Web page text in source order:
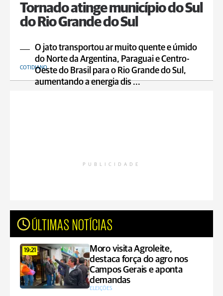
Tornado atinge município do Sul
do Rio Grande do Sul
O jato transportou ar muito quente e úmido
do Norte da Argentina, Paraguai e Centro-
Oeste do Brasil para o Rio Grande do Sul,
aumentando a energia dis ...
COTIDIANO
PUBLICIDADE
ÚLTIMAS NOTÍCIAS
19:21
Moro visita Agroleite,
destaca força do agro nos
Campos Gerais e aponta
demandas
ELEIÇÕES